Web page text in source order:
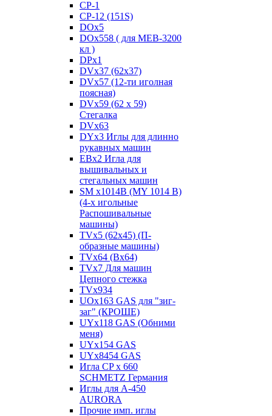
CP-1
CP-12 (151S)
DOx5
DOx558 ( для MEB-3200
кл )
DPx1
DVx37 (62x37)
DVx57 (12-ти иголная
поясная)
DVx59 (62 x 59)
Стегалка
DVx63
DYx3 Иглы для длинно
рукавных машин
EBx2 Игла для
вышивальных и
стегальных машин
SM x1014B (MY 1014 B)
(4-х игольные
Распошивальные
машины)
TVх5 (62х45) (П-
образные машины)
TVх64 (Вх64)
TVх7 Для машин
Цепного стежка
TVх934
UOx163 GAS для "зиг-
заг" (КРОШЕ)
UYx118 GAS (Обними
меня)
UYx154 GAS
UYx8454 GAS
Игла CP х 660
SCHMETZ Германия
Иглы для А-450
AURORA
Прочие имп. иглы